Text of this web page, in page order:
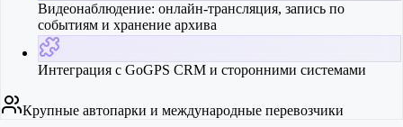
Видеонаблюдение: онлайн-трансляция, запись по
событиям и хранение архива
Интеграция с GoGPS CRM и сторонними системами
Крупные автопарки и международные перевозчики